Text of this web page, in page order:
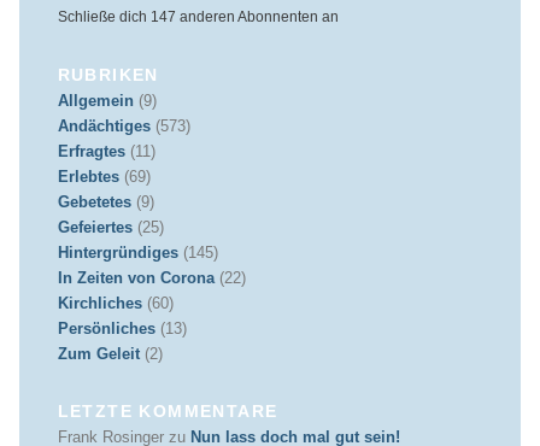
Schließe dich 147 anderen Abonnenten an
RUBRIKEN
Allgemein (9)
Andächtiges(573)
Erfragtes(11)
Erlebtes(69)
Gebetetes(9)
Gefeiertes(25)
Hintergründiges(145)
In Zeiten von Corona(22)
Kirchliches(60)
Persönliches(13)
Zum Geleit(2)
LETZTE KOMMENTARE
Frank Rosingerzu Nun lass doch mal gut sein!